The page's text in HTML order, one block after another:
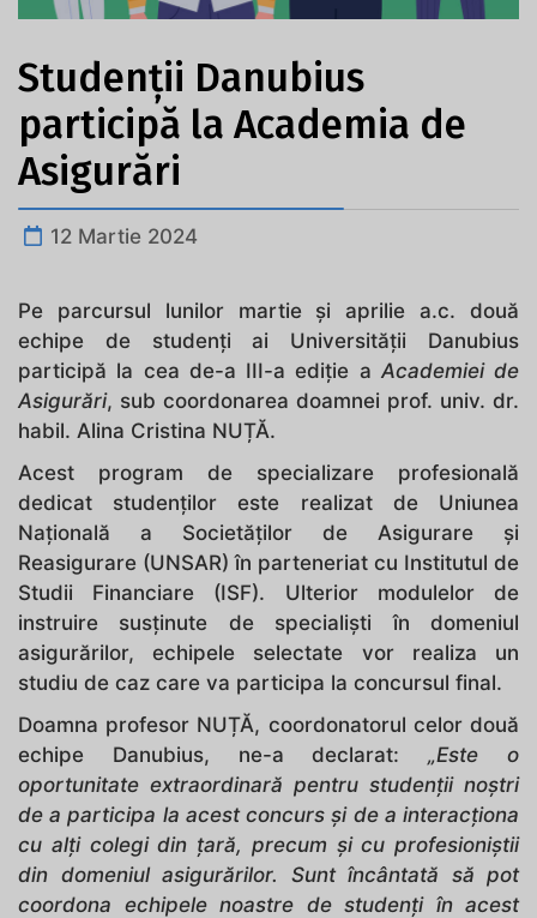
Studenții Danubius
participă la Academia de
Asigurări
12 Martie 2024
Pe parcursul lunilor martie și aprilie a.c. două
echipe de studenți ai Universității Danubius
participă la cea de-a III-a ediție a Academiei de
Asigurări, sub coordonarea doamnei prof. univ. dr.
habil. Alina Cristina NUȚĂ.
Acest program de specializare profesională
dedicat studenților este realizat de Uniunea
Națională a Societăților de Asigurare și
Reasigurare (UNSAR) în parteneriat cu Institutul de
Studii Financiare (ISF). Ulterior modulelor de
instruire susținute de specialiști în domeniul
asigurărilor, echipele selectate vor realiza un
studiu de caz care va participa la concursul final.
Doamna profesor NUȚĂ, coordonatorul celor două
echipe Danubius, ne-a declarat:„Este o
oportunitate extraordinară pentru studenții noștri
de a participa la acest concurs și de a interacționa
cu alți colegi din țară, precum și cu profesioniștii
din domeniul asigurărilor. Sunt încântată să pot
coordona echipele noastre de studenți în acest